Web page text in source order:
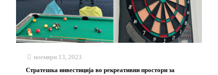
ноември 13, 2023
Стратешка инвестиција во рекреативни простори за